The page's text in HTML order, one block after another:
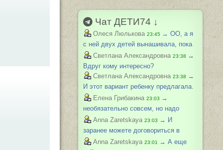
Чат ДЕТИ74 ↓
Олеся Люлькова 23:45 → ОО, а я
с ней двух детей вынашивала, пока
она ещё в консультации на чмз
работала. Она чудесная
Светлана Александровна 23:38 →
Вдруг кому интересно?
Светлана Александровна 23:38 →
И этот вариант ребенку предлагала.
Только заочное (смежное
направление с основной
специальностью). Многое
получает, пишет заявление на
платное.
Елена Грибакина 23:03 →
необязательно совсем, но надо
понимать, куда идем
Anna Zaretskaya 23:03 → И
заранее можете договориться в
техникуме, что из вуза вам
Anna Zaretskaya 23:01
→ А еще